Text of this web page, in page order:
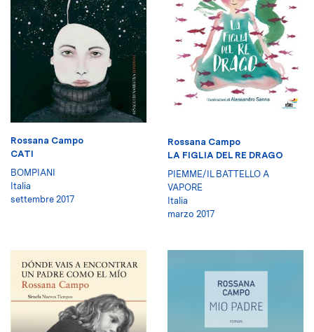
Rossana Campo
CATI
BOMPIANI
Italia
settembre 2017
Rossana Campo
LA FIGLIA DEL RE DRAGO
PIEMME/IL BATTELLO A
VAPORE
Italia
marzo 2017